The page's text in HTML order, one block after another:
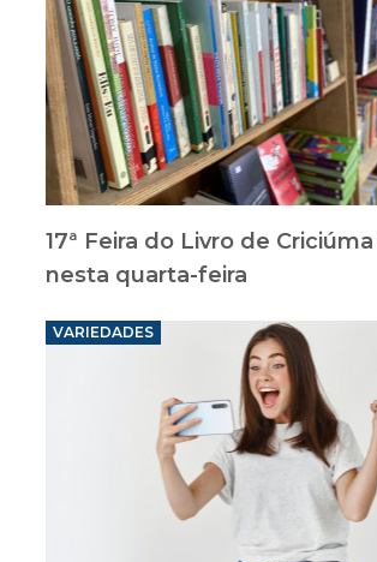
17ª Feira do Livro de
nesta quarta-feira
VARIEDADES